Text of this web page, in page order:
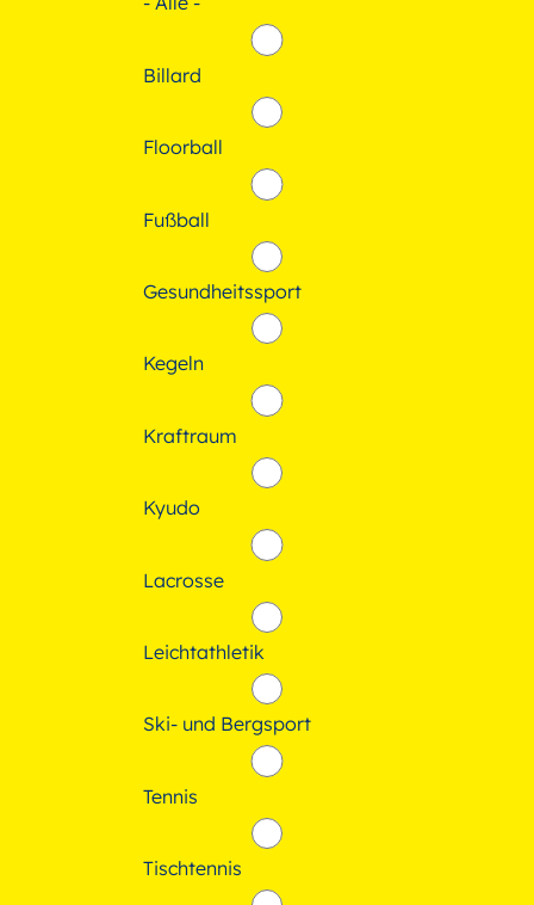
Billard
Floorball
Fußball
Gesundheitssport
Kegeln
Kraftraum
Kyudo
Lacrosse
Leichtathletik
Ski- und Bergsport
Tennis
Tischtennis